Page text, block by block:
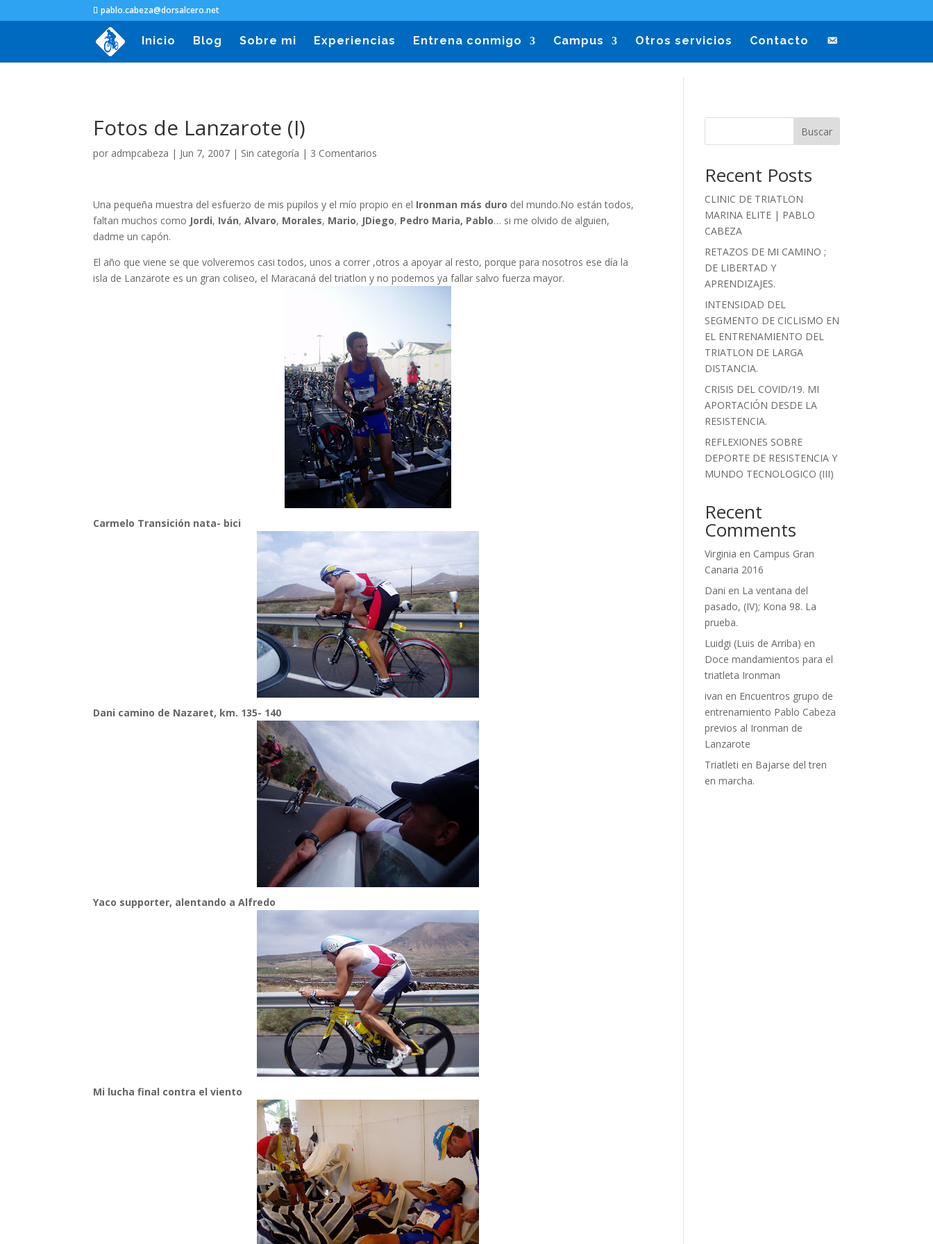
pablo.cabeza@dorsalcero.net
Inicio Blog Sobre mi Experiencias Entrena conmigo Campus Otros servicios Contacto
Fotos de Lanzarote (I)
por admpcabeza | Jun 7, 2007 | Sin categoría | 3 Comentarios
Una pequeña muestra del esfuerzo de mis pupilos y el mío propio en el Ironman más duro del mundo.No están todos,
faltan muchos como Jordi, Iván,Alvaro, Morales, Mario, JDiego, Pedro Maria, Pablo… si me olvido de alguien,
dadme un capón.
El año que viene se que volveremos casi todos, unos a correr ,otros a apoyar al resto, porque para nosotros ese día la
isla de Lanzarote es un gran coliseo, el Maracaná del triatlon y no podemos ya fallar salvo fuerza mayor.
Carmelo Transición nata- bici
Dani camino de Nazaret, km. 135- 140
Yaco supporter, alentando a Alfredo
Mi lucha final contra el viento
Buscar
Recent Posts
CLINIC DE TRIATLON
MARINA ELITE | PABLO
CABEZA
RETAZOS DE MI CAMINO ;
DE LIBERTAD Y
APRENDIZAJES.
INTENSIDAD DEL
SEGMENTO DE CICLISMO EN
EL ENTRENAMIENTO DEL
TRIATLON DE LARGA
DISTANCIA.
CRISIS DEL COVID/19. MI
APORTACIÓN DESDE LA
RESISTENCIA.
REFLEXIONES SOBRE
DEPORTE DE RESISTENCIA Y
MUNDO TECNOLOGICO (III)
Recent
Comments
Virginia en Campus Gran
Canaria 2016
Dani en La ventana del
pasado, (IV); Kona 98. La
prueba.
Luidgi (Luis de Arriba) en
Doce mandamientos para el
triatleta Ironman
ivan en Encuentros grupo de
entrenamiento Pablo Cabeza
previos al Ironman de
Lanzarote
Triatleti en Bajarse del tren
en marcha.